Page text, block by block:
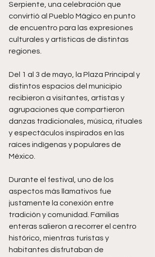
Serpiente, una celebración que
convirtió al Pueblo Mágico en punto
de encuentro para las expresiones
culturales y artísticas de distintas
regiones.
Del 1 al 3 de mayo, la Plaza Principal y
distintos espacios del municipio
recibieron a visitantes, artistas y
agrupaciones que compartieron
danzas tradicionales, música, rituales
y espectáculos inspirados en las
raíces indígenas y populares de
México.
Durante el festival, uno de los
aspectos más llamativos fue
justamente la conexión entre
tradición y comunidad. Familias
enteras salieron a recorrer el centro
histórico, mientras turistas y
habitantes disfrutaban de